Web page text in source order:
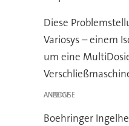
Diese
Variosys – einem
um eine
ANZEIGE
Boehringer